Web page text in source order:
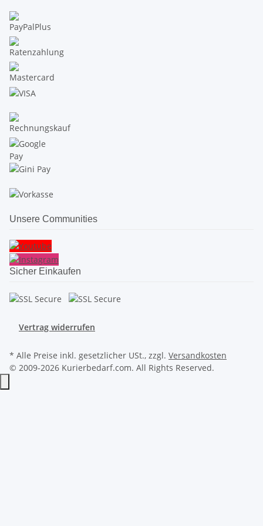
Unsere Communities
Sicher Einkaufen
Vertrag widerrufen
* Alle Preise inkl. gesetzlicher USt., zzgl. Versandkosten
© 2009-2026 Kurierbedarf.com. All Rights Reserved.